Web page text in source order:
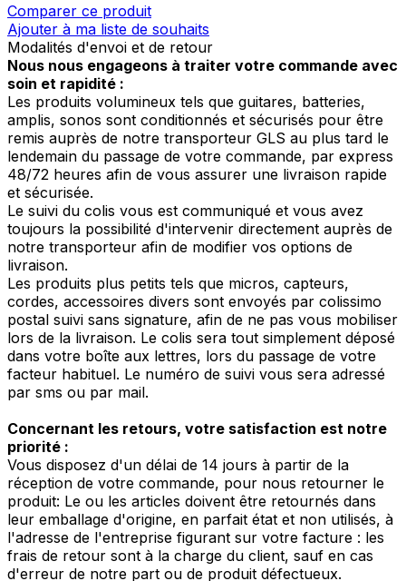
Comparer ce produit
Ajouter à ma liste de souhaits
Modalités d'envoi et de retour
Nous nous engageons à traiter votre commande avec
soin et rapidité :
Les produits volumineux tels que guitares, batteries,
amplis, sonos sont conditionnés et sécurisés pour être
remis auprès de notre transporteur GLS au plus tard le
lendemain du passage de votre commande, par express
48/72 heures afin de vous assurer une livraison rapide
et sécurisée.
Le suivi du colis vous est communiqué et vous avez
toujours la possibilité d'intervenir directement auprès de
notre transporteur afin de modifier vos options de
livraison.
Les produits plus petits tels que micros, capteurs,
cordes, accessoires divers sont envoyés par colissimo
postal suivi sans signature, afin de ne pas vous mobiliser
lors de la livraison. Le colis sera tout simplement déposé
dans votre boîte aux lettres, lors du passage de votre
facteur habituel. Le numéro de suivi vous sera adressé
par sms ou par mail.
Concernant les retours, votre satisfaction est notre
priorité :
Vous disposez d'un délai de 14 jours à partir de la
réception de votre commande, pour nous retourner le
produit: Le ou les articles doivent être retournés dans
leur emballage d'origine, en parfait état et non utilisés, à
l'adresse de l'entreprise figurant sur votre facture : les
frais de retour sont à la charge du client, sauf en cas
d'erreur de notre part ou de produit défectueux.